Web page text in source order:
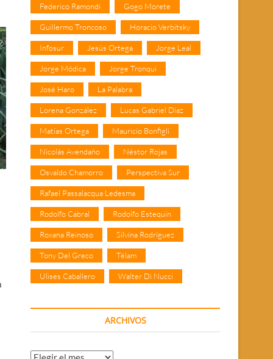
Federico Ramondi Gogo Morete
Guillermo Troncoso Horacio Verbitsky
Infosur Jesús Ortega Jorge Leal
Jorge Módica Jorge Tronqui
José Haro La Palabra
Lorena González Lucas Gabriel Díaz
Matías Ortega Mauricio Bonfigli
Nicolás Avendaño Néstor Rojas
Osvaldo Chamorro Perspectiva Sur
Rafael Passalacqua Ledesma
Rodolfo Cabral Rodolfo Estequin
Roxana Reinoso Silvina Rodríguez
Tony Del Greco Télam
Ulises Caballero Walter Di Nucci
ARCHIVOS
Archivos